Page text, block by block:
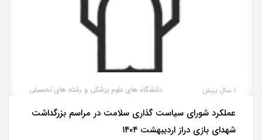
دانشگاه های علوم پزشکی و رشته های تحصیلی 1 سال پیش
عملکرد شورای سیاست گذاری سلامت در مراسم بزرگداشت
شهدای بازی دراز اردیبهشت ۱۴۰۴